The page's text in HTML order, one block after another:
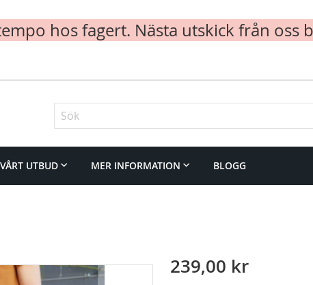
hos fagert. Nästa utskick från oss
Sök
VÅRT UTBUD MER INFORMATION BLOGG
239,00 kr